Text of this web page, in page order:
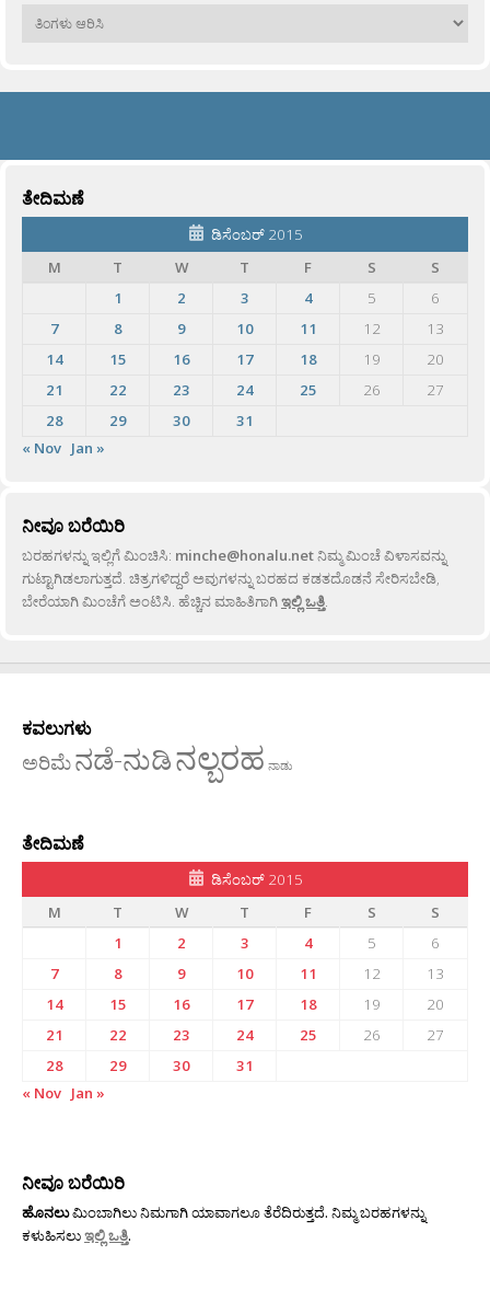
ಹಳೆಯವು
ತೇದಿಮಣೆ
ಡಿಸೆಂಬರ್ 2015
M
T W T F S
S
1
2 3 4 5
6
7
8 9 10 11 12
13
14
15 16 17 18 19
20
21
22 23 24 25 26
27
28
29 30
31
« Nov Jan »
ನೀವೂ ಬರೆಯಿರಿ
ಬರಹಗಳನ್ನು ಇಲ್ಲಿಗೆ ಮಿಂಚಿಸಿ: minche@honalu.netನಿಮ್ಮ ಮಿಂಚೆ ವಿಳಾಸವನ್ನು
ಗುಟ್ಟಾಗಿಡಲಾಗುತ್ತದೆ. ಚಿತ್ರಗಳಿದ್ದರೆ ಅವುಗಳನ್ನು ಬರಹದ ಕಡತದೊಡನೆ ಸೇರಿಸಬೇಡಿ,
ಬೇರೆಯಾಗಿ ಮಿಂಚೆಗೆ ಅಂಟಿಸಿ. ಹೆಚ್ಚಿನ ಮಾಹಿತಿಗಾಗಿಇಲ್ಲಿ ಒತ್ತಿ.
ಕವಲುಗಳು
ಅರಿಮೆನಡೆ-ನುಡಿನಲ್ಬರಹ ನಾಡು
ತೇದಿಮಣೆ
ಡಿಸೆಂಬರ್ 2015
M
T W T F S
S
1
2 3 4 5
6
7
8 9 10 11 12
13
14
15 16 17 18 19
20
21
22 23 24 25 26
27
28
29 30
31
« Nov Jan »
ನೀವೂ ಬರೆಯಿರಿ
ಹೊನಲುಮಿಂಬಾಗಿಲು ನಿಮಗಾಗಿ ಯಾವಾಗಲೂ ತೆರೆದಿರುತ್ತದೆ. ನಿಮ್ಮ ಬರಹಗಳನ್ನು
ಕಳುಹಿಸಲುಇಲ್ಲಿ ಒತ್ತಿ.